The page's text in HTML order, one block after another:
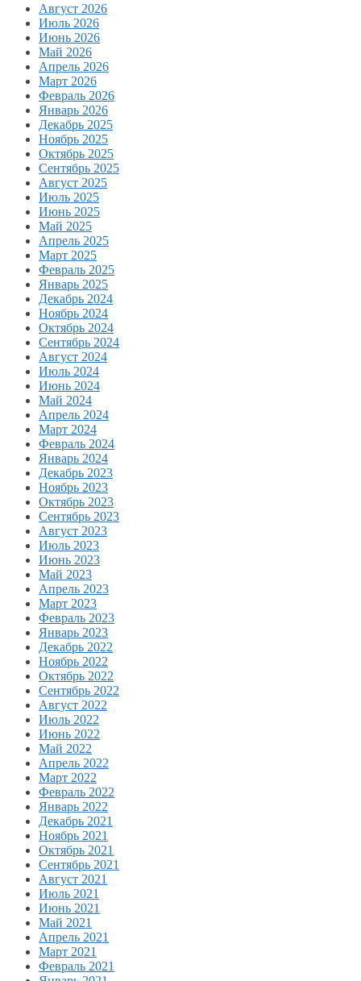
Август 2026
Июль 2026
Июнь 2026
Май 2026
Апрель 2026
Март 2026
Февраль 2026
Январь 2026
Декабрь 2025
Ноябрь 2025
Октябрь 2025
Сентябрь 2025
Август 2025
Июль 2025
Июнь 2025
Май 2025
Апрель 2025
Март 2025
Февраль 2025
Январь 2025
Декабрь 2024
Ноябрь 2024
Октябрь 2024
Сентябрь 2024
Август 2024
Июль 2024
Июнь 2024
Май 2024
Апрель 2024
Март 2024
Февраль 2024
Январь 2024
Декабрь 2023
Ноябрь 2023
Октябрь 2023
Сентябрь 2023
Август 2023
Июль 2023
Июнь 2023
Май 2023
Апрель 2023
Март 2023
Февраль 2023
Январь 2023
Декабрь 2022
Ноябрь 2022
Октябрь 2022
Сентябрь 2022
Август 2022
Июль 2022
Июнь 2022
Май 2022
Апрель 2022
Март 2022
Февраль 2022
Январь 2022
Декабрь 2021
Ноябрь 2021
Октябрь 2021
Сентябрь 2021
Август 2021
Июль 2021
Июнь 2021
Май 2021
Апрель 2021
Март 2021
Февраль 2021